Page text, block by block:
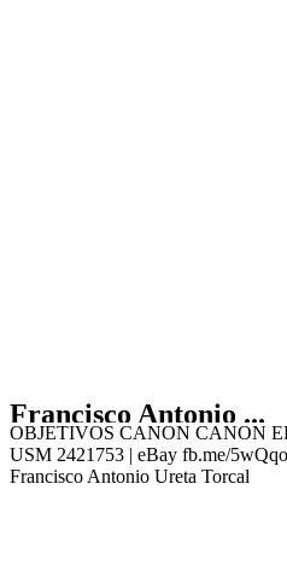
Francisco Antonio ...
OBJETIVOS CANON CANON
USM 2421753 | eBay fb.me/
Francisco Antonio Ureta Torcal